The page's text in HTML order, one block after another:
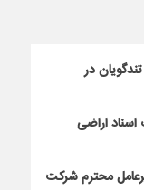
در
اراضی
محترم شركت